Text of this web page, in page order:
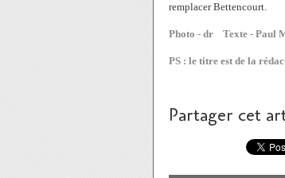
remplacer Bettencourt.
Photo - dr Texte - Paul
PS : le titre est de la
Partager cet